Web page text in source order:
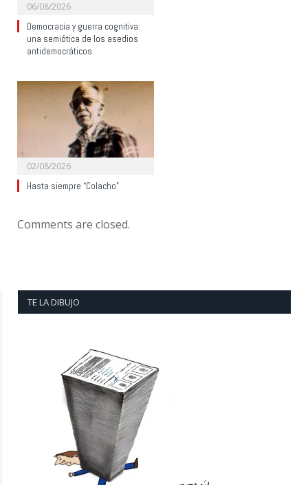
06/08/2026
Democracia y guerra cognitiva:
una semiótica de los asedios
antidemocráticos
02/08/2026
Hasta siempre “Colacho”
Comments are closed.
TE LA DIBUJO